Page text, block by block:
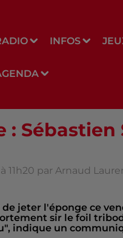
INFOS
:
11h20 par Arnaud
jeter l'éponge ce
sir le foil
indique un